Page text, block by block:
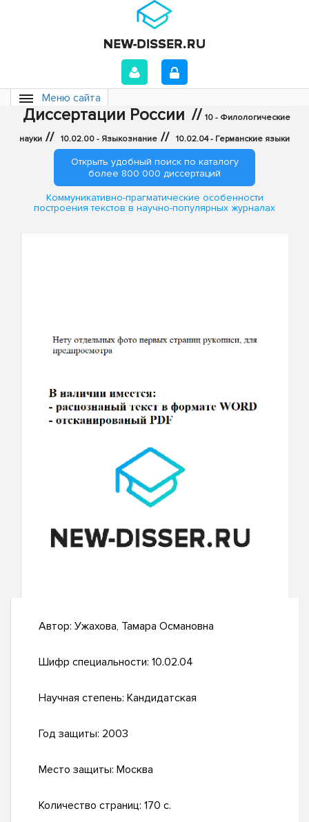
Меню сайта
Диссертации России // 10 - Филологические
науки // 10.02.00 - Языкознание // 10.02.04 - Германские языки
Открыть удобный поиск по каталогу
более 800 000 диссертаций
Коммуникативно-прагматические особенности
построения текстов в научно-популярных журналах
Автор: Ужахова, Тамара Османовна
Шифр специальности: 10.02.04
Научная степень: Кандидатская
Год защиты: 2003
Место защиты: Москва
Количество страниц: 170 с.